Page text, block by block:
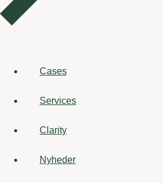
Cases
Services
Clarity
Nyheder